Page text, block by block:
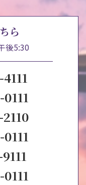
ら
後5:30